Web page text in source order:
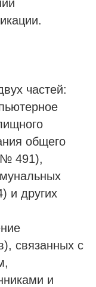
частей:
общего
№ 491),
и других
связанных с
и